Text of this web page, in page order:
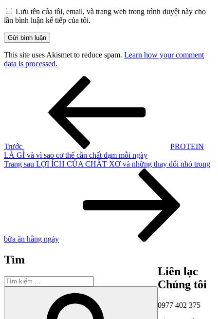
Lưu tên của tôi, email, và trang web trong trình duyệt này cho
lần bình luận kế tiếp của tôi.
This site uses Akismet to reduce spam. Learn how your comment
data is processed.
Trước
PROTEIN
LÀ GÌ và vì sao cơ thể cần chất đạm mỗi ngày
Bài
Trang sau LỢI ÍCH CỦA CHẤT XƠ và những thay đổi nhỏ trong
bữa ăn hằng ngày
Tìm
Tìm
kiếm:
Tìm
Liên lạc
Chúng tôi
0977 402 375